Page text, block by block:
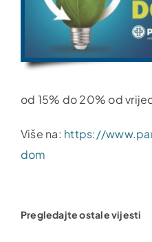
od 15% do 20% od
Više na: https://
dom
Pregledajte ostale vijesti